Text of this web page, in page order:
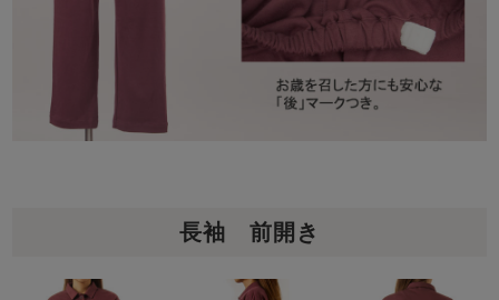
長袖 前開き